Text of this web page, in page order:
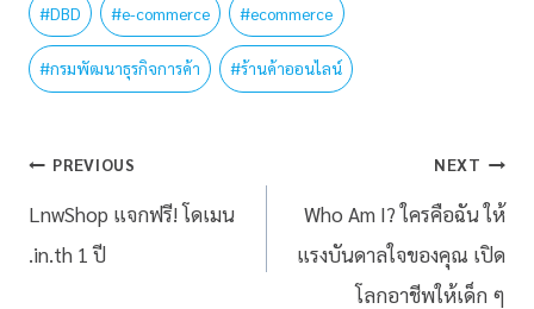
#DBD #e-commerce #ecommerce
#กรมพัฒนาธุรกิจการค้า #ร้านค้าออนไลน์
PREVIOUS
LnwShop แจกฟรี! โดเมน
.in.th 1 ปี
NEXT
Who Am I? ใครคือฉัน ให้
แรงบันดาลใจของคุณ เปิด
โลกอาชีพให้เด็ก ๆ